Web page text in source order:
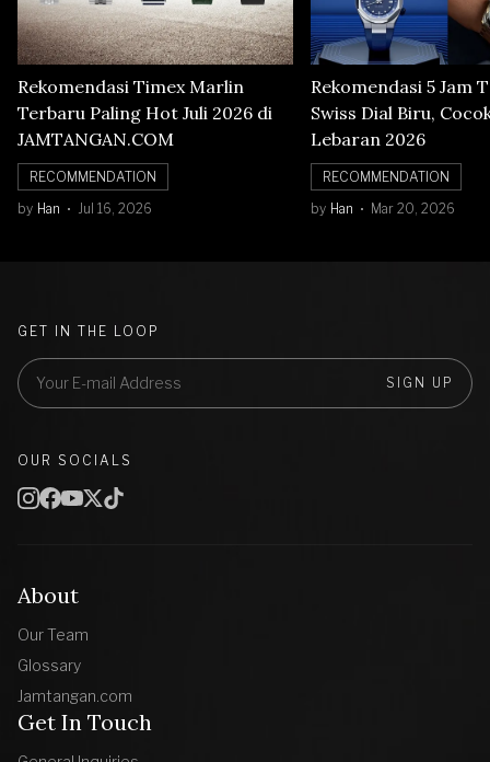
Rekomendasi Timex Marlin
Terbaru Paling Hot Juli 2026 di
JAMTANGAN.COM
RECOMMENDATION
by Han Jul 16, 2026
Rekomendasi 5 Jam
Swiss Dial Biru,
Lebaran 2026
RECOMMENDATION
by Han Mar 20, 2026
About
Our Team
Glossary
Jamtangan.com
Get In Touch
GET IN THE LOOP
SIGN UP
OUR SOCIALS